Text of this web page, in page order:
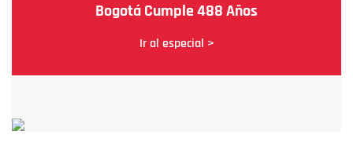
Bogotá Cumple 488 Años
Ir al especial >